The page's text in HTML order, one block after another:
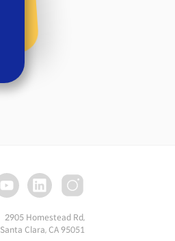
2905 Homestead Rd,
Santa Clara, CA 95051